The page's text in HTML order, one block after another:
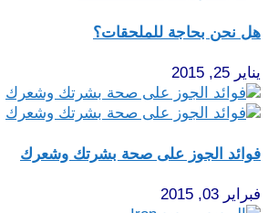
هل نحن بحاجة للملحقات؟
يناير 25, 2015
فوائد الجوز على صحة بشرتك وشعرك
فبراير 03, 2015